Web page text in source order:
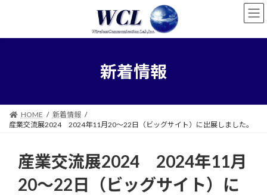
新着情報
HOME
新着情報
産業交流展2024 2024年11月20～22日（ビッグサイト）に出展しました。
産業交流展2024 2024年11月
20～22日（ビッグサイト）に